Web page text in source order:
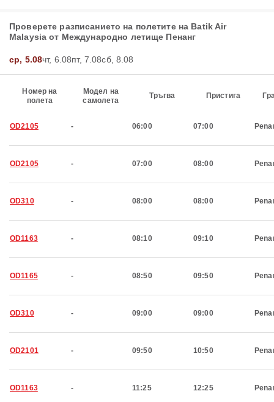
Проверете разписанието на полетите на Batik Air
Malaysia от Международно летище Пенанг
ср, 5.08чт, 6.08пт, 7.08сб, 8.08
Номер на
полета
Модел на
самолета
Тръгва Пристига
OD2105 - 06:00 07:00
OD2105 - 07:00 08:00
OD310 - 08:00 08:00
OD1163 - 08:10 09:10
OD1165 - 08:50 09:50
OD310 - 09:00 09:00
OD2101 - 09:50 10:50
OD1163 - 11:25 12:25